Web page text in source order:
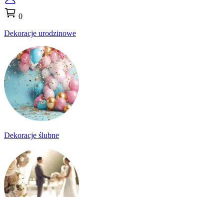
0
Dekoracje urodzinowe
Dekoracje ślubne